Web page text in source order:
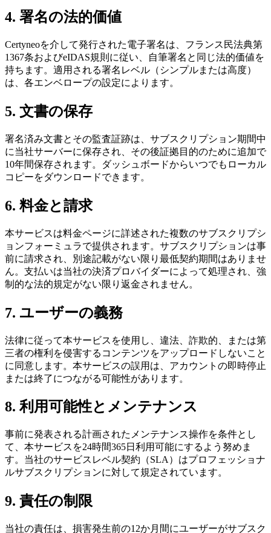
4. 署名の法的価値
Certyneoを介して発行された電子署名は、フランス民法典第
1367条およびeIDAS規則に従い、自筆署名と同じ法的価値を
持ちます。適用される署名レベル（シンプルまたは高度）
は、各エンベロープの設定によります。
5. 文書の保存
署名済み文書とその監査証跡は、サブスクリプション期間中
に当社サーバーに保存され、その後証拠目的のために追加で
10年間保存されます。ダッシュボードからいつでもローカル
コピーをダウンロードできます。
6. 料金と請求
本サービスは料金ページに詳述された複数のサブスクリプシ
ョンフォーミュラで提供されます。サブスクリプションは事
前に請求され、別途記載がない限り最低契約期間はありませ
ん。支払いは当社の決済プロバイダーによって処理され、強
制的な法的規定がない限り返金されません。
7. ユーザーの義務
法律に従って本サービスを使用し、違法、詐欺的、または第
三者の権利を侵害するコンテンツをアップロードしないこと
に同意します。本サービスの誤用は、アカウントの即時停止
または終了につながる可能性があります。
8. 利用可能性とメンテナンス
事前に発表される計画されたメンテナンス操作を条件とし
て、本サービスを24時間365日利用可能にするよう努めま
す。当社のサービスレベル契約（SLA）はプロフェッショナ
ルサブスクリプションに対して規定されています。
9. 責任の制限
当社の責任は、損害発生前の12か月間にユーザーがサブスク